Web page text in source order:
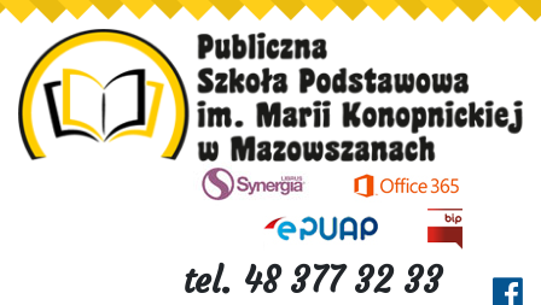
tel. 48 377 32 33